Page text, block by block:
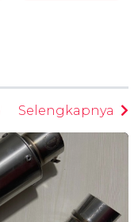
Selengkapnya